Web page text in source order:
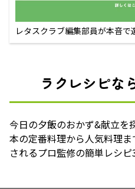
レタスクラブ編集部員が本音で
ラクレシピな
今日の夕飯のおかず&献立を
本の定番料理から人気料理
されるプロ監修の簡単レシピ